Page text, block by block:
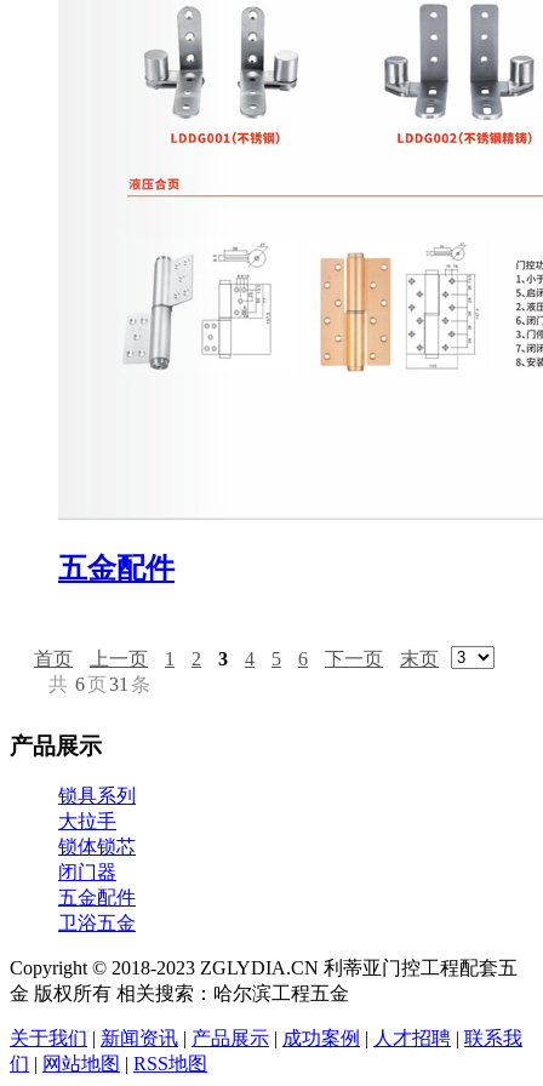
五金配件
首页 上一页 1 2 3 4 5 6 下一页
末页
共 6页31 条
产品展示
锁具系列
大拉手
锁体锁芯
闭门器
五金配件
卫浴五金
Copyright © 2018-2023 ZGLYDIA.CN 利蒂亚门控工程配套五
金 版权所有 相关搜索：哈尔滨工程五金
关于我们 | 新闻资讯 | 产品展示 | 成功案例 | 人才招聘 | 联系我
们 | 网站地图 | RSS地图